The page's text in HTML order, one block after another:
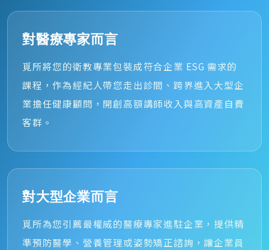
對醫療專家而言
覓所將您的衛教專業包裝成符合企業 ESG 需求的
課程，作為經紀人帶您走出診間、跨界進入大型企
業擔任健康顧問，開創高額講師收入與高資產自費
客群。
對大型企業而言
覓所為您引薦最權威的醫療專家進駐企業，提供精
準預防醫學、營養管理或姿勢矯正諮詢，讓企業員